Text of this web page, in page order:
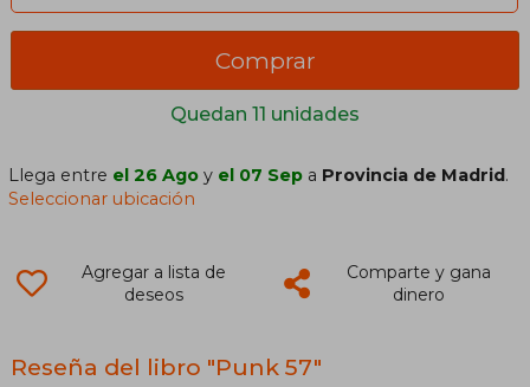
Quedan 11 unidades
Comprar
Llega entre el 26 Ago y el 07 Sep a Provincia de Madrid.
Seleccionar ubicación
Agregar a lista de
deseos
Comparte y gana
dinero
Reseña del libro "Punk 57"